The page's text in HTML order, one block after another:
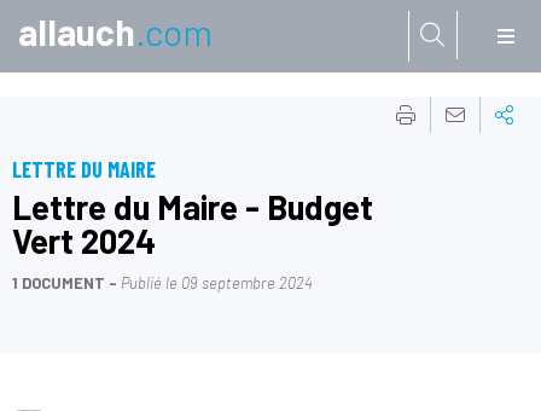
allauch.com
LETTRE DU MAIRE
Lettre du Maire - Budget
Vert 2024
1 DOCUMENT Publié le 09 septembre 2024